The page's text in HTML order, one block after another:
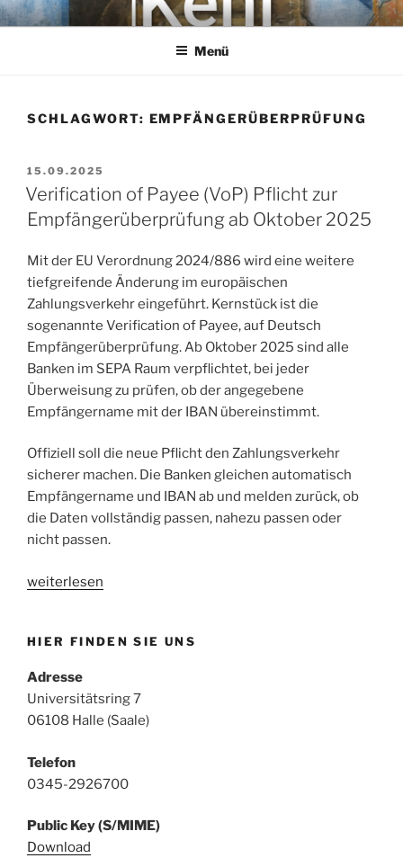
Zum
InhaltKEHL
Rechtsanwaltsgesellschaft mbH
Menü
SCHLAGWORT: EMPFÄNGERÜBERPRÜFUNG
VERÖFFENTLICHT
AM
15.09.2025
Verification of Payee (VoP) Pflicht zur
Empfängerüberprüfung ab Oktober 2025
Mit der EU Verordnung 2024/886 wird eine weitere
tiefgreifende Änderung im europäischen
Zahlungsverkehr eingeführt. Kernstück ist die
sogenannte Verification of Payee, auf Deutsch
Empfängerüberprüfung. Ab Oktober 2025 sind alle
Banken im SEPA Raum verpflichtet, bei jeder
Überweisung zu prüfen, ob der angegebene
Empfängername mit der IBAN übereinstimmt.
Offiziell soll die neue Pflicht den Zahlungsverkehr
sicherer machen. Die Banken gleichen automatisch
Empfängername und IBAN ab und melden zurück, ob
die Daten vollständig passen, nahezu passen oder
nicht passen.
„Verification
(VoP)
Pflicht
Empfängerüberprüfung
Oktober
2025“
weiterlesen
HIER FINDEN SIE UNS
Adresse
Universitätsring 7
06108 Halle (Saale)
Telefon
0345-2926700
Public Key (S/MIME)
Download